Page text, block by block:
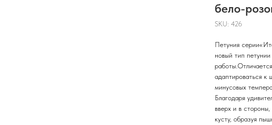
бело-
SKU: 426
Петуния
новый тип
адаптироваться
минусовых
Благодаря
вверх и в
кусту, образуя